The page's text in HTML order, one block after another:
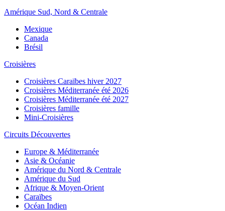
Amérique Sud, Nord & Centrale
Mexique
Canada
Brésil
Croisières
Croisières Caraïbes hiver 2027
Croisières Méditerranée été 2026
Croisières Méditerranée été 2027
Croisières famille
Mini-Croisières
Circuits Découvertes
Europe & Méditerranée
Asie & Océanie
Amérique du Nord & Centrale
Amérique du Sud
Afrique & Moyen-Orient
Caraïbes
Océan Indien